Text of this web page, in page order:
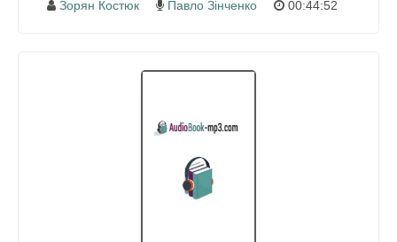
Зорян Костюк Павло Зінченко 00:44:52